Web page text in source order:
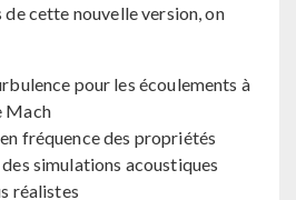
cette nouvelle version, on
pour les écoulements à
Mach
fréquence des propriétés
simulations acoustiques
réalistes